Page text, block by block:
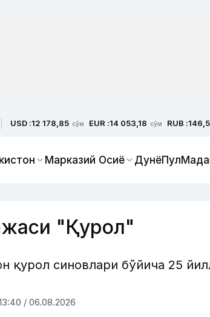
USD :12 178,85 сўм EUR :14 053,18 сўм RUB :
Марказий Осиё ДунёПул
"Қурол"
қурол синовлари бўйича 25
/ 06.08.2026